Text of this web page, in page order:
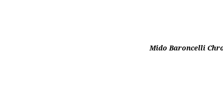
Mido Baroncelli